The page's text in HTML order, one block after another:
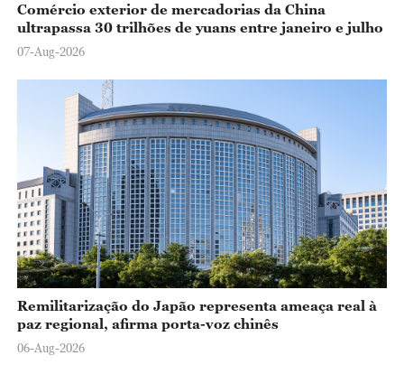
Comércio exterior de mercadorias da China
ultrapassa 30 trilhões de yuans entre janeiro e julho
07-Aug-2026
Remilitarização do Japão representa ameaça real à
paz regional, afirma porta-voz chinês
06-Aug-2026